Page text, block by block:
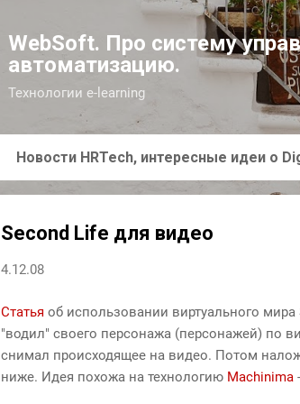
WebSoft. Про систему
автоматизацию.
Технологии e-learning
Новости HRTech, интересные идеи о
Second Life для видео
4.12.08
Статья об использовании виртуального
"водил" своего персонажа (персонажей) по
снимал происходящее на видео. Потом
ниже. Идея похожа на технологию Machinima